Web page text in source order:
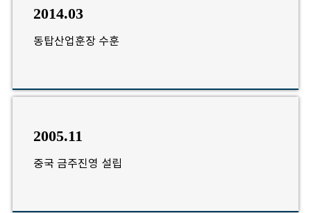
2014.03
동탑산업훈장 수훈
2005.11
중국 금주진영 설립